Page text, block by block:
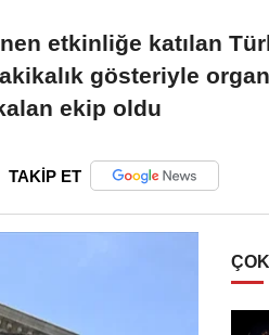
etkinliğe katılan
gösteriyle
ekip oldu
TAKİP ET